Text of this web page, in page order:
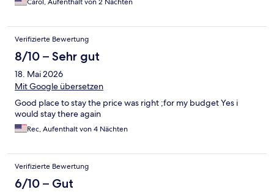
Carol, Aufenthalt von 2 Nächten
Verifizierte Bewertung
8/10 – Sehr gut
18. Mai 2026
Mit Google übersetzen
Good place to stay the price was right ;for my budget Yes i
would stay there again
Rec, Aufenthalt von 4 Nächten
Verifizierte Bewertung
6/10 – Gut